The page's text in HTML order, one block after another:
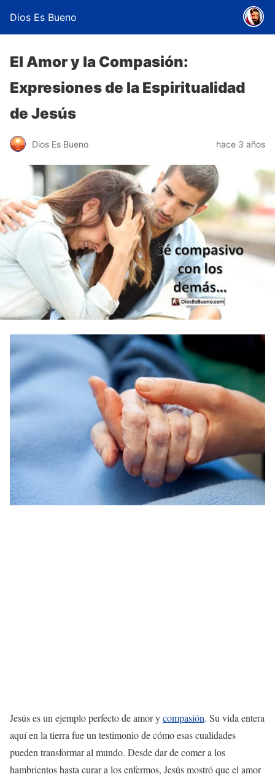
Dios Es Bueno
El Amor y la Compasión:
Expresiones de la Espiritualidad
de Jesús
Dios Es Bueno hace 3 años
Jesús es un ejemplo perfecto de amor ycompasión. Su vida entera
aquí en la tierra fue un testimonio de cómo esas cualidades
pueden transformar al mundo. Desde dar de comer a los
hambrientos hasta curar a los enfermos, Jesús mostró que el amor